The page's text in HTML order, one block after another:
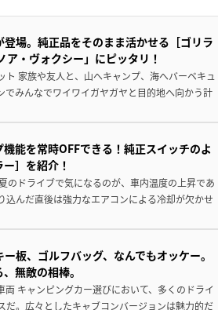
場。純正品をそのまま活かせる［ゴリラ
・ヴォクシー」にピッタリ！
家族や友人と、山へキャンプ、海へバーベキュ
みんなでワイワイガヤガヤと目的地へ向かう計
能を常時OFFできる！純正スイッチのよ
］を紹介！
のドライブで気になるのが、車内温度の上昇であ
んだ直後は強力なエアコンによる冷却が欠かせ
板、ゴルフバッグ、なんでもオッケー。
無敵の相棒。
キャンピングカー選びにおいて、多くのドライ
。広々としたキャブコンバージョンは魅力的だ